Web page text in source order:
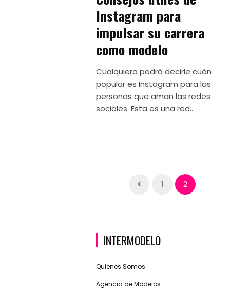
Instagram para
impulsar su carrera
como modelo
Cualquiera podrá decirle cuán
popular es Instagram para las
personas que aman las redes
sociales. Esta es una red...
1 2
INTERMODELO
Quienes Somos
Agencia de Modelos